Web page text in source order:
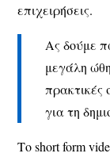
επιχειρήσεις.
Ας δούμε
μεγάλη
πρακτικές
για τη
Το short form